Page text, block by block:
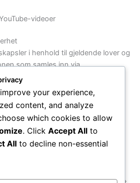
videoer
i henhold til gjeldende lover og
som samles inn via
sikret og beskyttet mot uautorisert
cookiepolicyen fra tid til annen. Vi
om vesentlige endringer ved å
i policyen.
your experience,
content, and analyze
which cookies to allow
. Click Accept All to
All to decline non-essential